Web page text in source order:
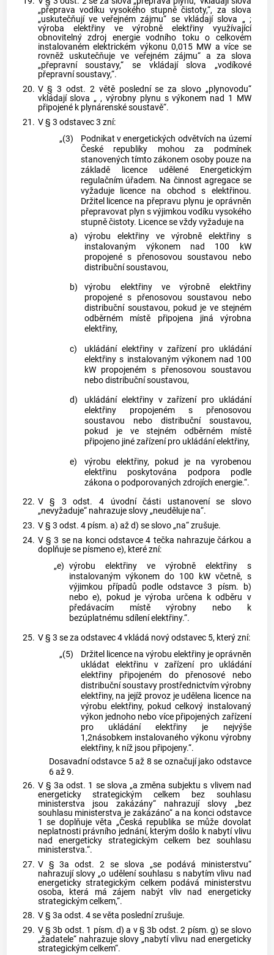
„přeprava vodíku vysokého stupně čistoty,“, za slova
„uskutečňují ve veřejném zájmu“ se vkládají slova „ ;
výroba elektřiny ve výrobně elektřiny využívající
obnovitelný zdroj energie vodního toku o celkovém
instalovaném elektrickém výkonu 0,015 MW a více se
rovněž uskutečňuje ve veřejném zájmu“ a za slova
„přepravní soustavy,“ se vkládají slova „vodíkové
přepravní soustavy,“.
20. V § 3 odst. 2 větě poslední se za slovo „plynovodu“
vkládají slova „ , výrobny plynu s výkonem nad 1 MW
připojené k plynárenské soustavě“.
21. V § 3 odstavec 3 zní:
„(3)
Podnikat v energetických odvětvích na území
České republiky mohou za podmínek
stanovených tímto zákonem osoby pouze na
základě licence udělené Energetickým
regulačním úřadem. Na činnost agregace se
vyžaduje licence na obchod s elektřinou.
Držitel licence na přepravu plynu je oprávněn
přepravovat plyn s výjimkou vodíku vysokého
stupně čistoty. Licence se vždy vyžaduje na
a)
výrobu elektřiny ve výrobně elektřiny s
instalovaným výkonem nad 100 kW
propojené s přenosovou soustavou nebo
distribuční soustavou,
b)
výrobu elektřiny ve výrobně elektřiny
propojené s přenosovou soustavou nebo
distribuční soustavou, pokud je ve stejném
odběrném místě připojena jiná výrobna
elektřiny,
c)
ukládání elektřiny v zařízení pro ukládání
elektřiny s instalovaným výkonem nad 100
kW propojeném s přenosovou soustavou
nebo distribuční soustavou,
d)
ukládání elektřiny v zařízení pro ukládání
elektřiny propojeném s přenosovou
soustavou nebo distribuční soustavou,
pokud je ve stejném odběrném místě
připojeno jiné zařízení pro ukládání elektřiny,
e)
výrobu elektřiny, pokud je na vyrobenou
elektřinu poskytována podpora podle
zákona o podporovaných zdrojích energie.“.
22. V § 3 odst. 4 úvodní části ustanovení se slovo
„nevyžaduje“ nahrazuje slovy „neuděluje na“.
23. V § 3 odst. 4 písm. a) až d) se slovo „na“ zrušuje.
24. V § 3 se na konci odstavce 4 tečka nahrazuje čárkou a
doplňuje se písmeno e), které zní:
„e) výrobu elektřiny ve výrobně elektřiny s
instalovaným výkonem do 100 kW včetně, s
výjimkou případů podle odstavce 3 písm. b)
nebo e), pokud je výroba určena k odběru v
předávacím místě výrobny nebo k
bezúplatnému sdílení elektřiny.“.
25. V § 3 se za odstavec 4 vkládá nový odstavec 5, který zní:
„(5)
Držitel licence na výrobu elektřiny je oprávněn
ukládat elektřinu v zařízení pro ukládání
elektřiny připojeném do přenosové nebo
distribuční soustavy prostřednictvím výrobny
elektřiny, na jejíž provoz je udělena licence na
výrobu elektřiny, pokud celkový instalovaný
výkon jednoho nebo více připojených zařízení
pro ukládání elektřiny je nejvýše
1,2násobkem instalovaného výkonu výrobny
elektřiny, k níž jsou připojeny.“.
Dosavadní odstavce 5 až 8 se označují jako odstavce
6 až 9.
26. V § 3a odst. 1 se slova „a změna subjektu s vlivem nad
energeticky strategickým celkem bez souhlasu
ministerstva jsou zakázány“ nahrazují slovy „bez
souhlasu ministerstva je zakázáno“ a na konci odstavce
1 se doplňuje věta „Česká republika se může dovolat
neplatnosti právního jednání, kterým došlo k nabytí vlivu
nad energeticky strategickým celkem bez souhlasu
ministerstva.“.
27. V § 3a odst. 2 se slova „se podává ministerstvu“
nahrazují slovy „o udělení souhlasu s nabytím vlivu nad
energeticky strategickým celkem podává ministerstvu
osoba, která má zájem nabýt vliv nad energeticky
strategickým celkem,“.
28. V § 3a odst. 4 se věta poslední zrušuje.
29. V § 3b odst. 1 písm. d) a v § 3b odst. 2 písm. g) se slovo
„žadatele“ nahrazuje slovy „nabytí vlivu nad energeticky
strategickým celkem“.